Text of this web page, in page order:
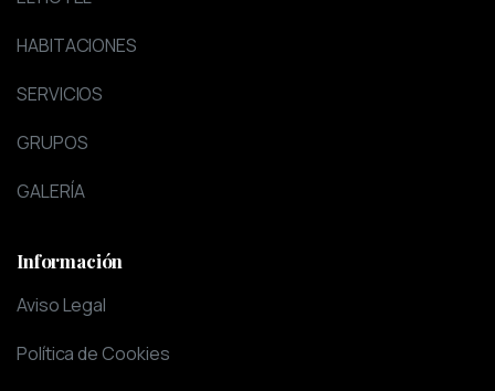
HABITACIONES
SERVICIOS
GRUPOS
GALERÍA
Información
Aviso Legal
Política de Cookies